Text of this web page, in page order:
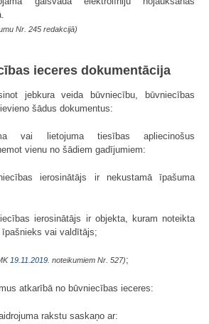
Nr. 245 redakcijā)
ieceres dokumentācija
jebkura veida būvniecību, būvniecības
šādus dokumentus:
vai lietojuma tiesības apliecinošus
vienu no šādiem gadījumiem:
ierosinātājs ir nekustamā īpašuma
ierosinātājs ir objekta, kuram noteikta
vai valdītājs;
19.11.2019. noteikumiem Nr. 527);
atkarībā no būvniecības ieceres:
rakstu saskaņo ar: